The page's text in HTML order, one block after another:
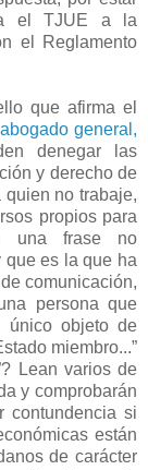
el TJUE a la
el Reglamento
que afirma el
general,
denegar las
y derecho de
quien no trabaje,
propios para
una frase no
que es la que ha
comunicación,
persona que
único objeto de
miembro...”
Lean varios de
y comprobarán
contundencia si
están
de carácter